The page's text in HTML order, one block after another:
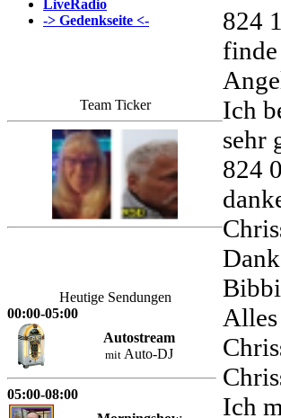
LiveRadio
-> Gedenkseite <-
Team Ticker
Heutige Sendungen
00:00-05:00
Autostream
mit Auto-DJ
05:00-08:00
824
Ich
sehr
824
Bibbi
Ich